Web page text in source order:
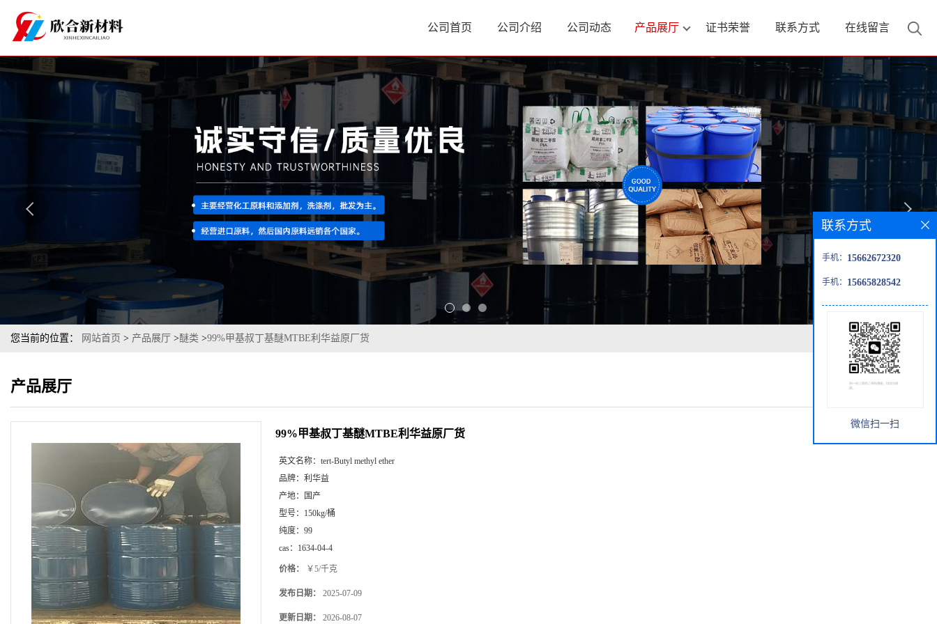
公司首页 公司介绍 公司动态 产品展厅 证书荣誉 联系方式 在线留言
您当前的位置： 网站首页 > 产品展厅 >醚类 >99%甲基叔丁基醚MTBE利华益原厂货
产品展厅
99%甲基叔丁基醚MTBE利华益原厂货
英文名称： tert-Butyl methyl ether
品牌： 利华益
产地：
国产
型号： 150kg/桶
纯度： 99
cas： 1634-04-4
价格： ￥5/千克
发布日期： 2025-07-09
更新日期： 2026-08-07
联系方式
手机： 15662672320
手机： 15665828542
微信扫一扫